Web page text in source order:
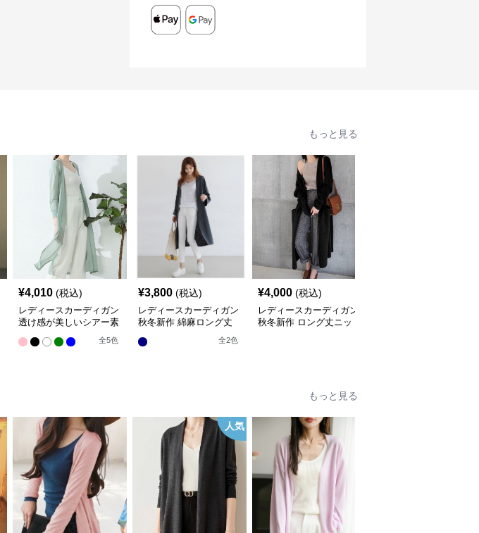
もっと見る
¥4,010 (税込)
レディースカーディガン
透け感が美しいシアー素
材のロング丈カーディガ
ン
全5色
¥3,800 (税込)
レディースカーディガン
秋冬新作 綿麻ロング丈
カーディガン 薄手羽織
り
全2色
¥4,000 (税込)
レディースカーディガン
秋冬新作 ロング丈ニッ
もっと見る
人気